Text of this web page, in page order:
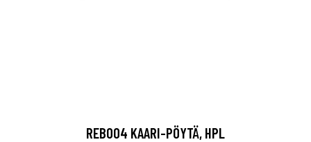
REB004 KAARI-PÖYTÄ, HPL